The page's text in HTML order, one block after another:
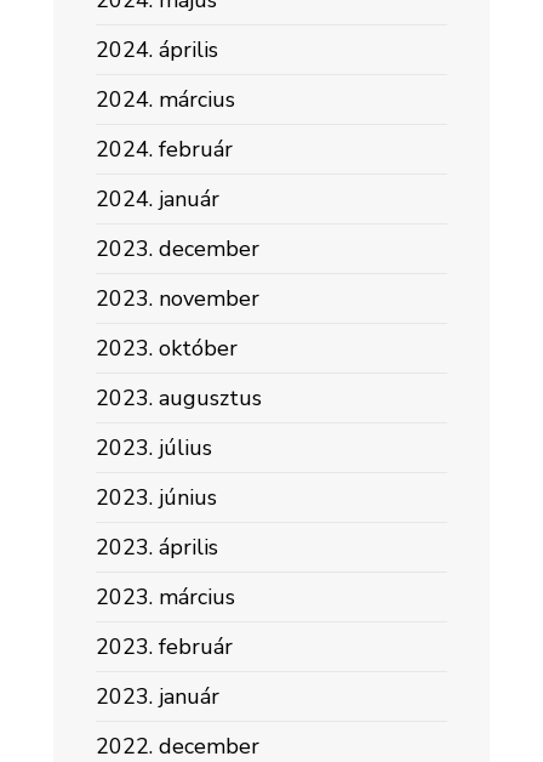
2024. április
2024. március
2024. február
2024. január
2023. december
2023. november
2023. október
2023. augusztus
2023. július
2023. június
2023. április
2023. március
2023. február
2023. január
2022. december